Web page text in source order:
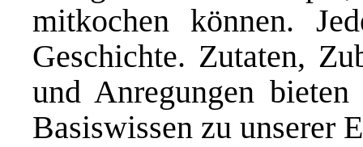
mitkochen können.
Geschichte. Zutaten,
und Anregungen
Basiswissen zu unserer